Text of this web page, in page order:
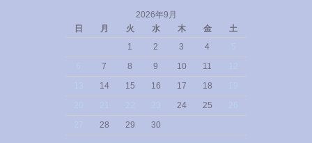
2026年9月
日
月 火 水 木 金
土
1
2 3 4
7 8 9 10 11
14 15 16 17 18
24 25
28 29 30